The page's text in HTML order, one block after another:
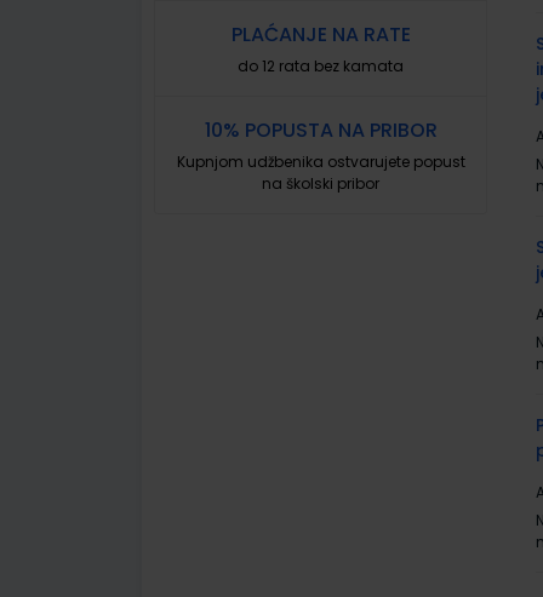
PLAĆANJE NA RATE
do 12 rata bez kamata
10% POPUSTA NA PRIBOR
Kupnjom udžbenika ostvarujete popust
na školski pribor